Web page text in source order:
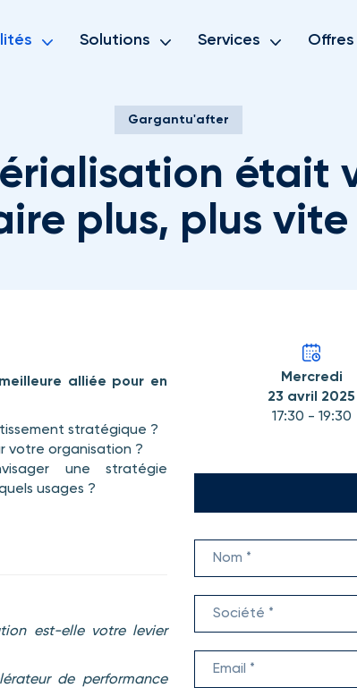
Solutions Services Offres
Gargantu'after
était
plus, plus
alliée pour en
stratégique ?
votre organisation ?
une stratégie
usages ?
est-elle votre levier
de performance
Mercredi
23 avril 2025
17:30 - 19:30